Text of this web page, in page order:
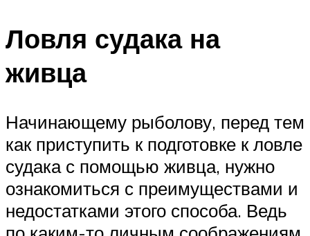
Ловля судака на
живца
Начинающему рыболову, перед тем
как приступить к подготовке к ловле
судака с помощью живца, нужно
ознакомиться с преимуществами и
недостатками этого способа. Ведь